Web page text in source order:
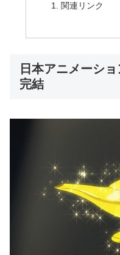
関連リンク
日本アニメーシ
完結